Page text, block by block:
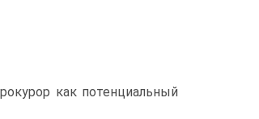
как потенциальный